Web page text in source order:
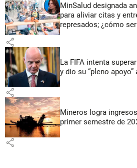
MinSalud designada
para aliviar citas y
represados; ¿cómo
share
La FIFA intenta
y dio su “pleno apoyo”
share
Mineros logra
primer semestre de
share